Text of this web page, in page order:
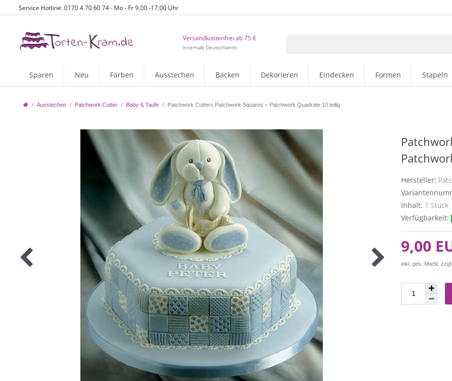
Service Hotline: 0170 4 70 60 74 - Mo - Fr 9.00 -17.00 Uhr
Versandkostenfrei ab 75 €
innerhalb Deutschlands
Sparen Neu Färben Ausstechen Backen Dekorieren Eindecken Formen Stapeln
Ausstechen Patchwork Cutter Baby & Taufe Patchwork Cutters Patchwork Squares – Patchwork Quadrate 10 teilig
Hersteller:
Inhalt: 1 Stück
Verfügbarkeit:
9,00
inkl. ges. MwSt.